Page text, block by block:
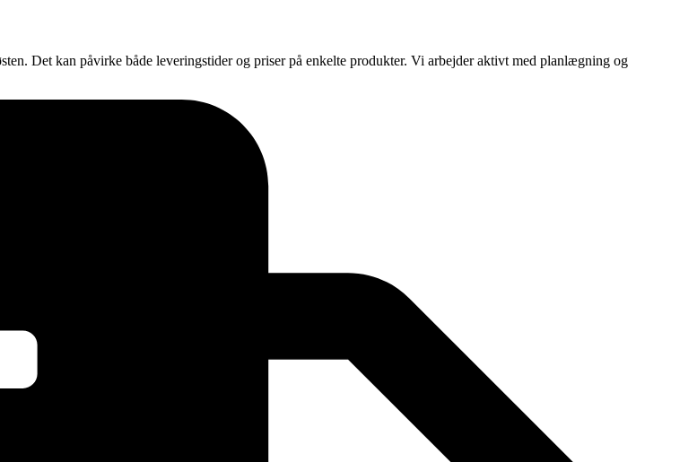
Det kan påvirke både leveringstider og priser på enkelte produkter. Vi arbejder aktivt med planlægning og